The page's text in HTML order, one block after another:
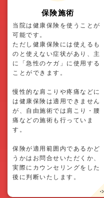
保険施術
当院は健康保険を使うことが
可能です。
ただし健康保険には使えるも
のと使えない症状があり、主
に「急性のケガ」に使用する
ことができます。
慢性的な肩こりや疼痛などに
は健康保険は適用できません
が、自由施術では肩こり・腰
痛などの施術も行っていま
す。
保険が適用範囲内であるかど
うかはお問合せいただくか、
実際にカウンセリングをした
後に判断いたします。